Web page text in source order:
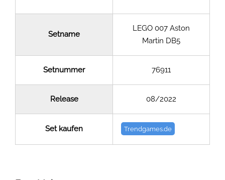
Setname
LEGO 007 Aston
Martin DB5
Setnummer 76911
Release 08/2022
Set kaufen Trendgames.de